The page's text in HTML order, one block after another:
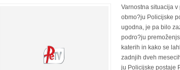
Varnostna situacija
obmo?ju Policijske
ugodna, je pa bilo
podro?ju
katerih in kako se
zadnjih dveh
ju Policijske postaje